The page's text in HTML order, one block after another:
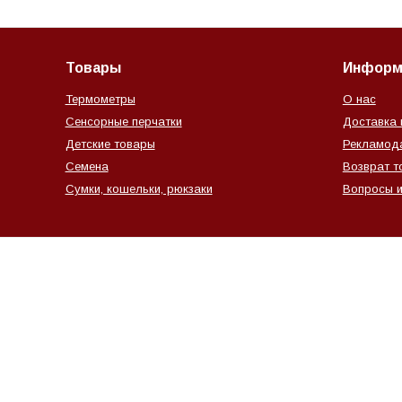
Товары
Термометры
Сенсорные перчатки
Детские товары
Семена
Сумки, кошельки, рюкзаки
О нас
Доставка
Возврат
Вопросы